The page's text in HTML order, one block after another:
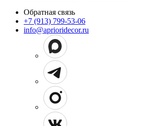
Обратная связь
+7 (913) 799-53-06
info@aprioridecor.ru